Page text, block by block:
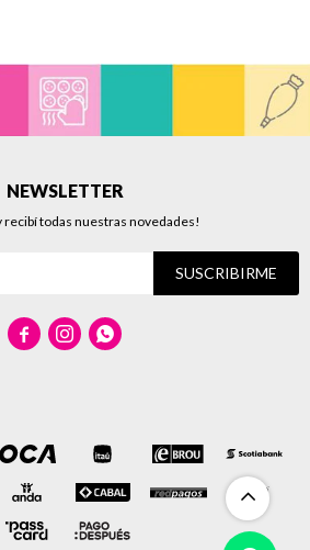
NEWSLETTER
recibí todas nuestras novedades!
SUSCRIBIRME
  